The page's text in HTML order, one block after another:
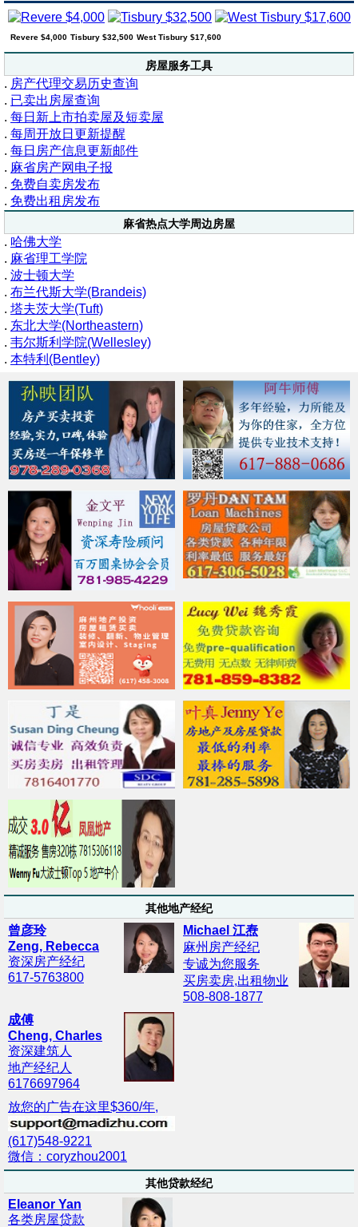
Revere $4,000 Tisbury $32,500 West Tisbury $17,600
房屋服务工具
. 房产代理交易历史查询
. 已卖出房屋查询
. 每日新上市拍卖屋及短卖屋
. 每周开放日更新提醒
. 每日房产信息更新邮件
. 麻省房产网电子报
. 免费自卖房发布
. 免费出租房发布
麻省热点大学周边房屋
. 哈佛大学
. 麻省理工学院
. 波士顿大学
. 布兰代斯大学(Brandeis)
. 塔夫茨大学(Tuft)
. 东北大学(Northeastern)
. 韦尔斯利学院(Wellesley)
. 本特利(Bentley)
其他地产经纪
曾彦玲
Zeng, Rebecca
资深房产经纪
617-5763800
Michael 江焘
麻州房产经纪
专诚为您服务
买房卖房,出租物业
508-808-1877
成傅
Cheng, Charles
资深建筑人
地产经纪人
6176697964
放您的广告在这里$360/年,
(617)548-9221
微信：coryzhou2001
其他贷款经纪
Eleanor Yan
各类房屋贷款